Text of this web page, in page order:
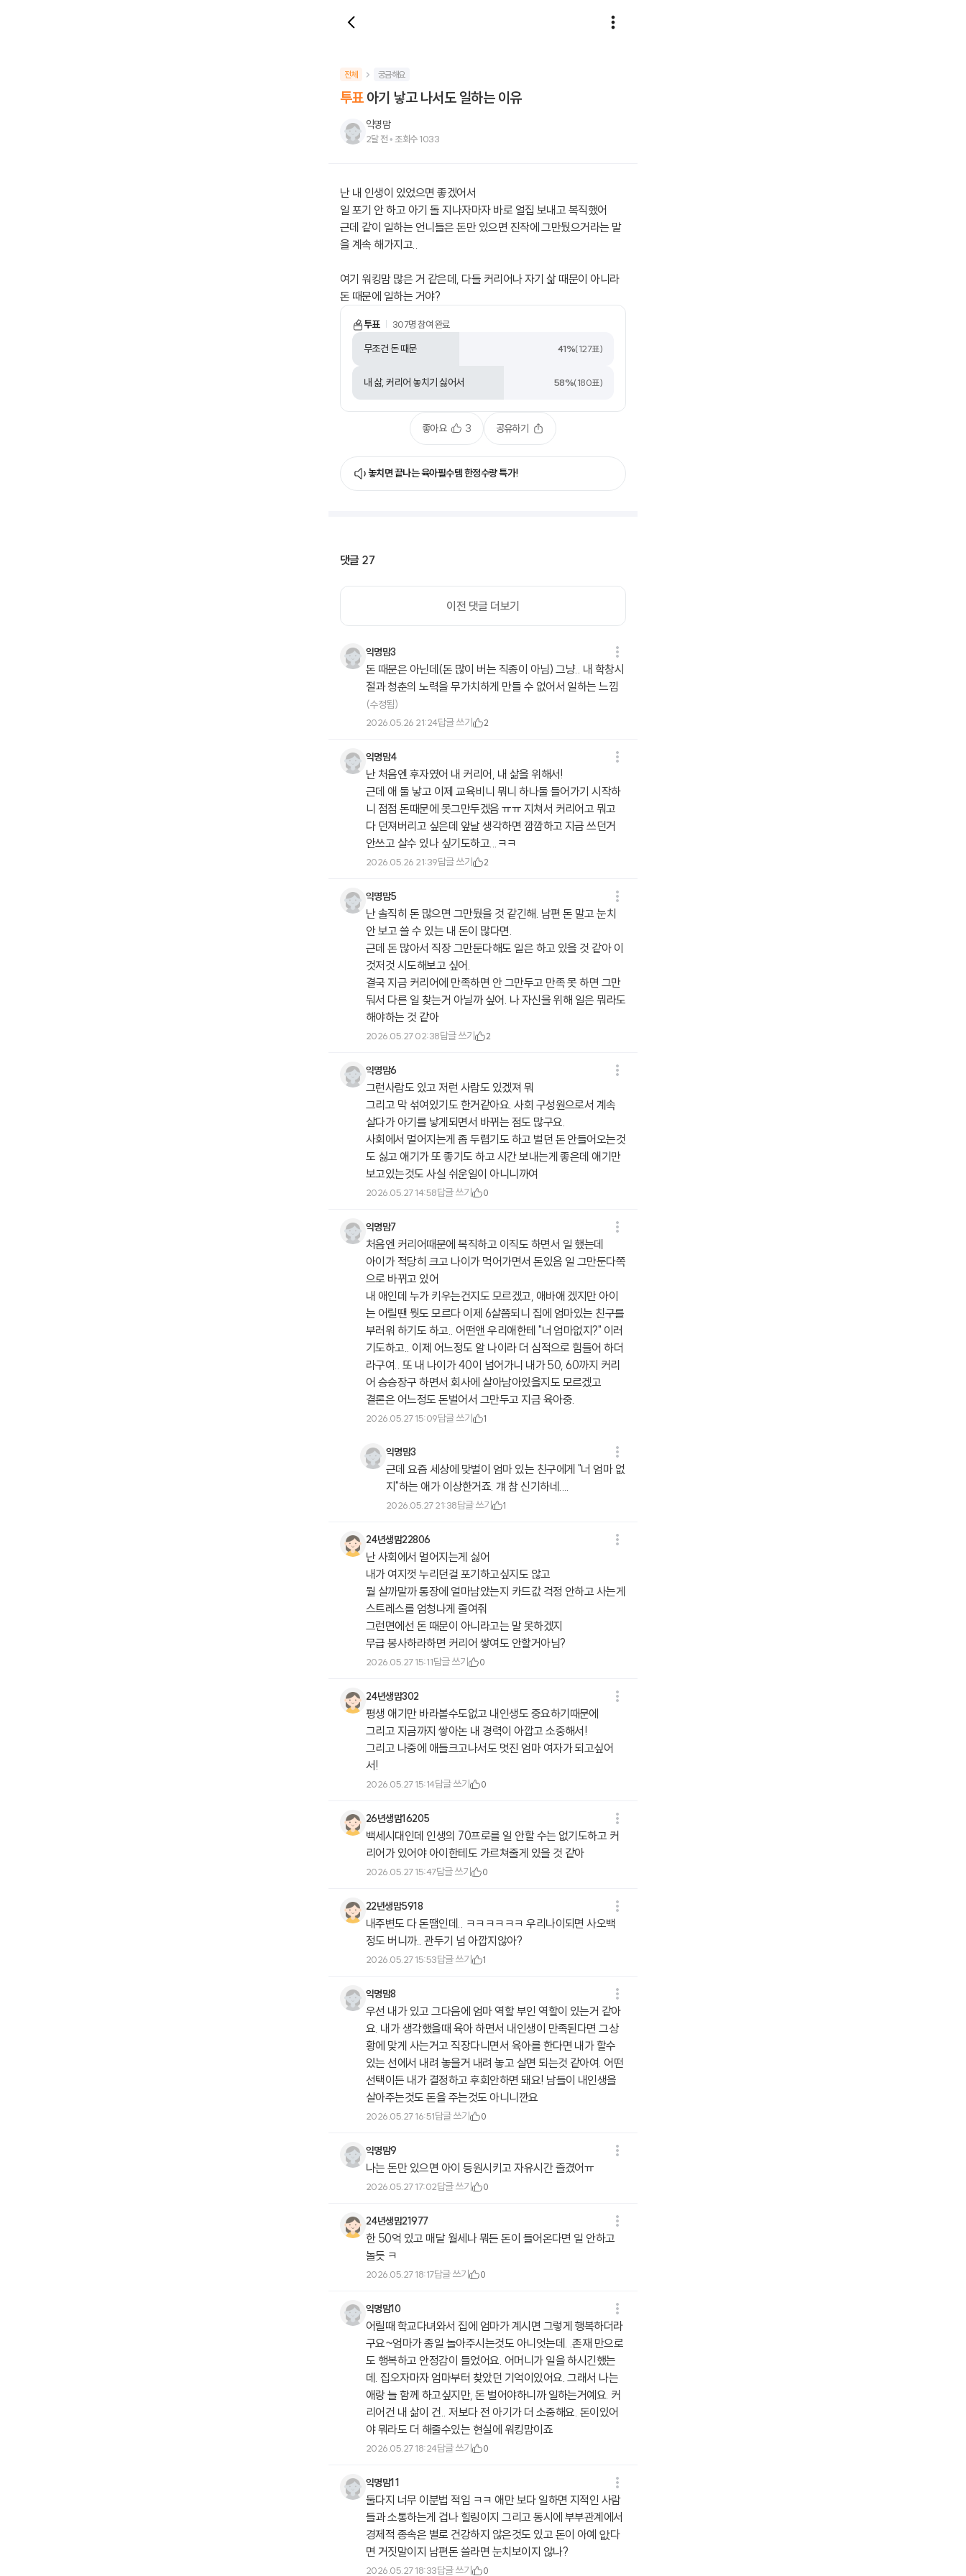
전체 궁금해요
투표 아기 낳고 나서도 일하는 이유
익명맘
2달 전 • 조회수1033
난 내 인생이 있었으면 좋겠어서
일 포기 안 하고 아기 돌 지나자마자 바로 얼집 보내고 복직했어
근데 같이 일하는 언니들은 돈만 있으면 진작에 그만뒀으거라는 말
을 계속 해가지고..
여기 워킹맘 많은 거 같은데, 다들 커리어나 자기 삶 때문이 아니라
돈 때문에 일하는 거야?
투표 307명 참여 완료
무조건 돈 때문 41%(127표)
내 삶, 커리어 놓치기 싫어서 58%(180표)
좋아요 3 공유하기
놓치면 끝나는 육아필수템 한정수량 특가!
댓글 27
이전 댓글 더보기
익명맘3
돈 때문은 아닌데(돈 많이 버는 직종이 아님) 그냥.. 내 학창시
절과 청춘의 노력을 무가치하게 만들 수 없어서 일하는 느낌
(수정됨)
2026.05.26 21:24답글 쓰기 2
익명맘4
난 처음엔 후자였어 내 커리어, 내 삶을 위해서!
근데 애 둘 낳고 이제 교육비니 뭐니 하나둘 들어가기 시작하
니 점점 돈때문에 못그만두겠음 ㅠㅠ 지쳐서 커리어고 뭐고
다 던져버리고 싶은데 앞날 생각하면 깜깜하고 지금 쓰던거
안쓰고 살수 있나 싶기도하고...ㅋㅋ
2026.05.26 21:39답글 쓰기 2
익명맘5
난 솔직히 돈 많으면 그만뒀을 것 같긴해. 남편 돈 말고 눈치
안 보고 쓸 수 있는 내 돈이 많다면.
근데 돈 많아서 직장 그만둔다해도 일은 하고 있을 것 같아 이
것저것 시도해보고 싶어.
결국 지금 커리어에 만족하면 안 그만두고 만족 못 하면 그만
둬서 다른 일 찾는거 아닐까 싶어. 나 자신을 위해 일은 뭐라도
해야하는 것 같아
2026.05.27 02:38답글 쓰기 2
익명맘6
그런사람도 있고 저런 사람도 있겠져 뭐
그리고 막 섞여있기도 한거같아요. 사회 구성원으로서 계속
살다가 아기를 낳게되면서 바뀌는 점도 많구요.
사회에서 멀어지는게 좀 두렵기도 하고 벌던 돈 안들어오는것
도 싫고 애기가 또 좋기도 하고 시간 보내는게 좋은데 애기만
보고있는것도 사실 쉬운일이 아니니까여
2026.05.27 14:58답글 쓰기 0
익명맘7
처음엔 커리어때문에 복직하고 이직도 하면서 일 했는데
아이가 적당히 크고 나이가 먹어가면서 돈있음 일 그만둔다쪽
으로 바뀌고 있어
내 애인데 누가 키우는건지도 모르겠고, 애바애 겠지만 아이
는 어릴땐 뭣도 모르다 이제 6살쯤되니 집에 엄마있는 친구를
부러워 하기도 하고.. 어떤앤 우리애한테 "너 엄마없지?" 이러
기도하고.. 이제 어느정도 알 나이라 더 심적으로 힘들어 하더
라구여.. 또 내 나이가 40이 넘어가니 내가 50, 60까지 커리
어 승승장구 하면서 회사에 살아남아있을지도 모르겠고
결론은 어느정도 돈벌어서 그만두고 지금 육아중.
2026.05.27 15:09답글 쓰기 1
익명맘3
근데 요즘 세상에 맞벌이 엄마 있는 친구에게 "너 엄마 없
지"하는 애가 이상한거죠. 걔 참 신기하네....
2026.05.27 21:38답글 쓰기 1
24년생맘22806
난 사회에서 멀어지는게 싫어
내가 여지껏 누리던걸 포기하고싶지도 않고
뭘 살까말까 통장에 얼마남았는지 카드값 걱정 안하고 사는게
스트레스를 엄청나게 줄여줘
그런면에선 돈 때문이 아니라고는 말 못하겠지
무급 봉사하라하면 커리어 쌓여도 안할거아님?
2026.05.27 15:11답글 쓰기 0
24년생맘302
평생 애기만 바라볼수도없고 내인생도 중요하기때문에
그리고 지금까지 쌓아논 내 경력이 아깝고 소중해서!
그리고 나중에 애들크고나서도 멋진 엄마 여자가 되고싶어
서!
2026.05.27 15:14답글 쓰기 0
26년생맘16205
백세시대인데 인생의 70프로를 일 안할 수는 없기도하고 커
리어가 있어야 아이한테도 가르쳐줄게 있을 것 같아
2026.05.27 15:47답글 쓰기 0
22년생맘5918
내주변도 다 돈땜인데.. ㅋㅋㅋㅋㅋㅋ 우리나이되면 사오백
정도 버니까.. 관두기 넘 아깝지않아?
2026.05.27 15:53답글 쓰기 1
익명맘8
우선 내가 있고 그다음에 엄마 역할 부인 역할이 있는거 같아
요. 내가 생각했을때 육아 하면서 내인생이 만족된다면 그상
황에 맞게 사는거고 직장다니면서 육아를 한다면 내가 할수
있는 선에서 내려 놓을거 내려 놓고 살면 되는것 같아여. 어떤
선택이든 내가 결정하고 후회안하면 돼요! 남들이 내인생을
살아주는것도 돈을 주는것도 아니니깐요
2026.05.27 16:51답글 쓰기 0
익명맘9
나는 돈만 있으면 아이 등원시키고 자유시간 즐겼어ㅠ
2026.05.27 17:02답글 쓰기 0
24년생맘21977
한 50억 있고 매달 월세나 뭐든 돈이 들어온다면 일 안하고
놀듯 ㅋ
2026.05.27 18:17답글 쓰기 0
익명맘10
어릴때 학교다녀와서 집에 엄마가 계시면 그렇게 행복하더라
구요~엄마가 종일 놀아주시는것도 아니엇는데. .존재 만으로
도 행복하고 안정감이 들었어요. 어머니가 일을 하시긴했는
데. 집오자마자 엄마부터 찾았던 기억이있어요. 그래서 나는
애랑 늘 함께 하고싶지만, 돈 벌어야하니까 일하는거예요. 커
리어건 내 삶이 건.. 저보다 전 아기가 더 소중해요. 돈이있어
야 뭐라도 더 해줄수있는 현실에 워킹맘이죠
2026.05.27 18:24답글 쓰기 0
익명맘11
둘다지 너무 이분법 적임 ㅋㅋ 애만 보다 일하면 지적인 사람
들과 소통하는게 겁나 힐링이지 그리고 동시에 부부관계에서
경제적 종속은 별로 건강하지 않은것도 있고 돈이 아예 앖다
면 거짓말이지 남편돈 쓸라면 눈치보이지 않나?
2026.05.27 18:33답글 쓰기 0